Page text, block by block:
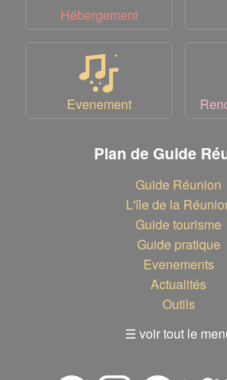
Hébergement
Evenement
Plan de Guide
Guide Réunion
L'île de la
Guide tourisme
Guide pratique
Evenements
Actualités
Outils
☰ voir tout le